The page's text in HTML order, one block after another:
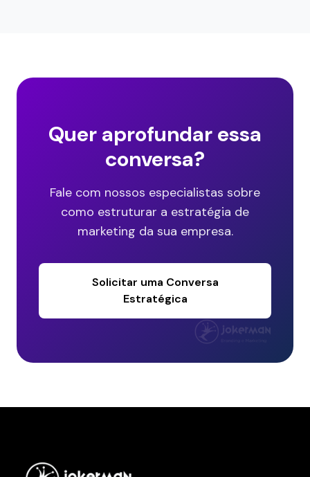
Quer aprofundar essa
conversa?
Fale com nossos especialistas sobre
como estruturar a estratégia de
marketing da sua empresa.
Solicitar uma Conversa
Estratégica